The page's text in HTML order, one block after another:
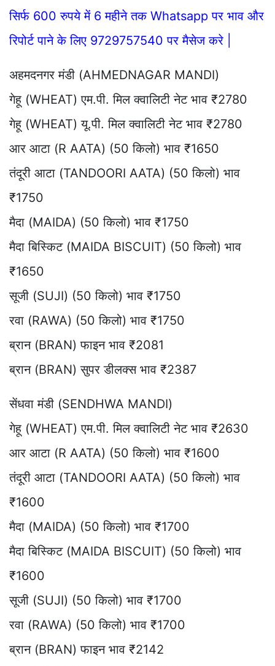
सिर्फ 600 रुपये में 6 महीने तक Whatsapp पर भाव और
रिपोर्ट पाने के लिए 9729757540 पर मैसेज करे |
अहमदनगर मंडी (AHMEDNAGAR MANDI)
गेहू (WHEAT) एम.पी. मिल क्वालिटी नेट भाव ₹2780
गेहू (WHEAT) यू.पी. मिल क्वालिटी नेट भाव ₹2780
आर आटा (R AATA) (50 किलो) भाव ₹1650
तंदूरी आटा (TANDOORI AATA) (50 किलो) भाव
₹1750
मैदा (MAIDA) (50 किलो) भाव ₹1750
मैदा बिस्किट (MAIDA BISCUIT) (50 किलो) भाव
₹1650
सूजी (SUJI) (50 किलो) भाव ₹1750
रवा (RAWA) (50 किलो) भाव ₹1750
ब्रान (BRAN) फाइन भाव ₹2081
ब्रान (BRAN) सुपर डीलक्स भाव ₹2387
सेंधवा मंडी (SENDHWA MANDI)
गेहू (WHEAT) एम.पी. मिल क्वालिटी नेट भाव ₹2630
आर आटा (R AATA) (50 किलो) भाव ₹1600
तंदूरी आटा (TANDOORI AATA) (50 किलो) भाव
₹1600
मैदा (MAIDA) (50 किलो) भाव ₹1700
मैदा बिस्किट (MAIDA BISCUIT) (50 किलो) भाव
₹1600
सूजी (SUJI) (50 किलो) भाव ₹1700
रवा (RAWA) (50 किलो) भाव ₹1700
ब्रान (BRAN) फाइन भाव ₹2142